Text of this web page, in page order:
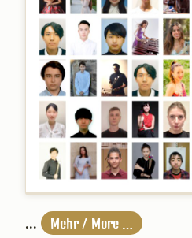
... Mehr / More …